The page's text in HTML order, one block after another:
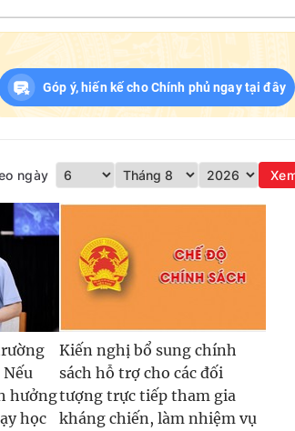
Góp ý, hiến kế cho Chính phủ ngay tại đây
ngày
hưởng
học
Kiến nghị bổ sung chính
sách hỗ trợ cho các đối
tượng trực tiếp tham gia
kháng chiến, làm nhiệm vụ